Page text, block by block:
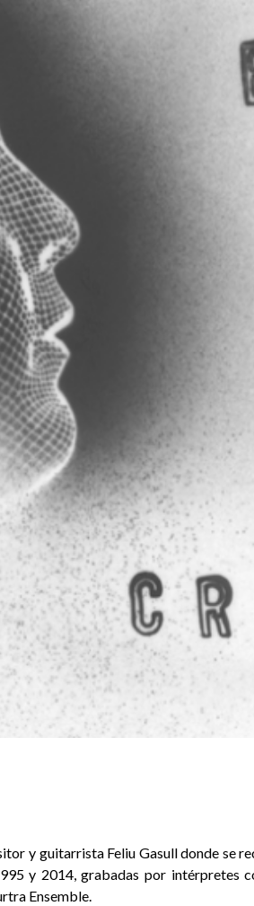
y guitarrista Feliu Gasull donde se
y 2014, grabadas por intérpretes
Ensemble.